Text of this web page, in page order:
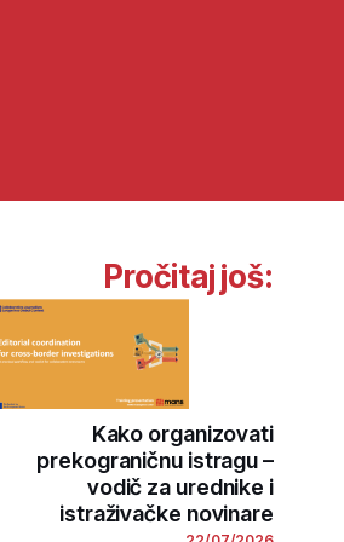
Pročitaj još:
Kako organizovati
prekograničnu istragu –
vodič za urednike i
istraživačke novinare